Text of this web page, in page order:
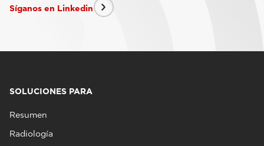
Síganos en Linkedin
SOLUCIONES PARA
Resumen
Radiología